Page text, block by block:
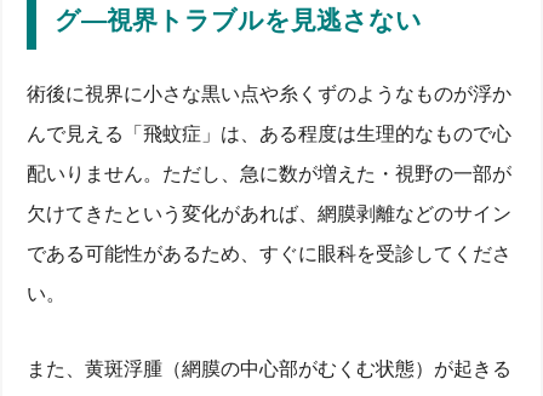
グ―視界トラブルを見逃さない
術後に視界に小さな黒い点や糸くずのようなものが浮か
んで見える「飛蚊症」は、ある程度は生理的なもので心
配いりません。ただし、急に数が増えた・視野の一部が
欠けてきたという変化があれば、網膜剥離などのサイン
である可能性があるため、すぐに眼科を受診してくださ
い。
また、黄斑浮腫（網膜の中心部がむくむ状態）が起きる